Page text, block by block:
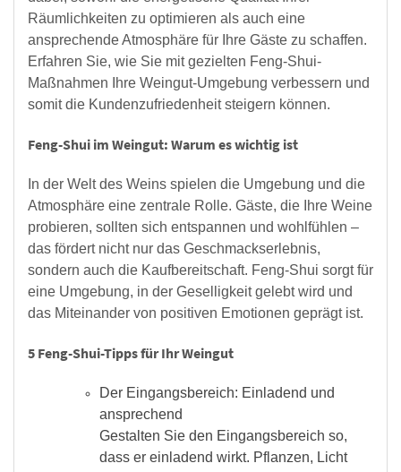
Räumlichkeiten zu optimieren als auch eine
ansprechende Atmosphäre für Ihre Gäste zu schaffen.
Erfahren Sie, wie Sie mit gezielten Feng-Shui-
Maßnahmen Ihre Weingut-Umgebung verbessern und
somit die Kundenzufriedenheit steigern können.
Feng-Shui im Weingut: Warum es wichtig ist
In der Welt des Weins spielen die Umgebung und die
Atmosphäre eine zentrale Rolle. Gäste, die Ihre Weine
probieren, sollten sich entspannen und wohlfühlen –
das fördert nicht nur das Geschmackserlebnis,
sondern auch die Kaufbereitschaft. Feng-Shui sorgt für
eine Umgebung, in der Geselligkeit gelebt wird und
das Miteinander von positiven Emotionen geprägt ist.
5 Feng-Shui-Tipps für Ihr Weingut
Der Eingangsbereich: Einladend und
ansprechend
Gestalten Sie den Eingangsbereich so,
dass er einladend wirkt. Pflanzen, Licht